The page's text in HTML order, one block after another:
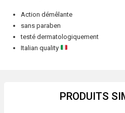
Action démêlante
sans paraben
testé dermatologiquement
Italian quality
PRODUITS